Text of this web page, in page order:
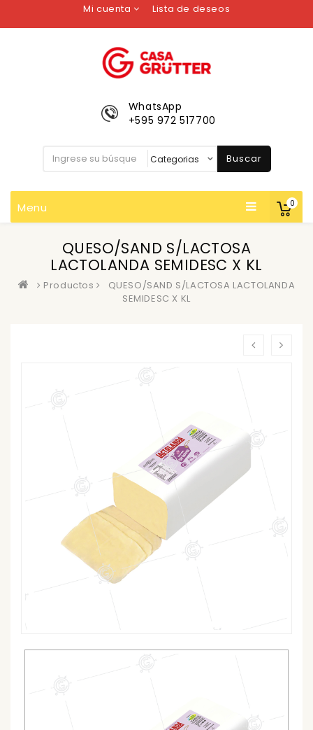
Mi cuenta Lista de deseos
0
WhatsApp
+595 972 517700
Buscar
Menu
QUESO/SAND S/LACTOSA
LACTOLANDA SEMIDESC X KL
Productos
QUESO/SAND S/LACTOSA LACTOLANDA
SEMIDESC X KL